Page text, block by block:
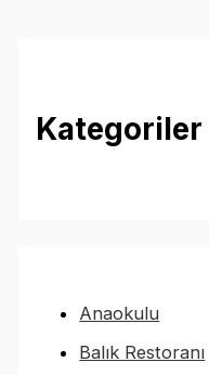
Kategoriler
Anaokulu
Balık Restoranı